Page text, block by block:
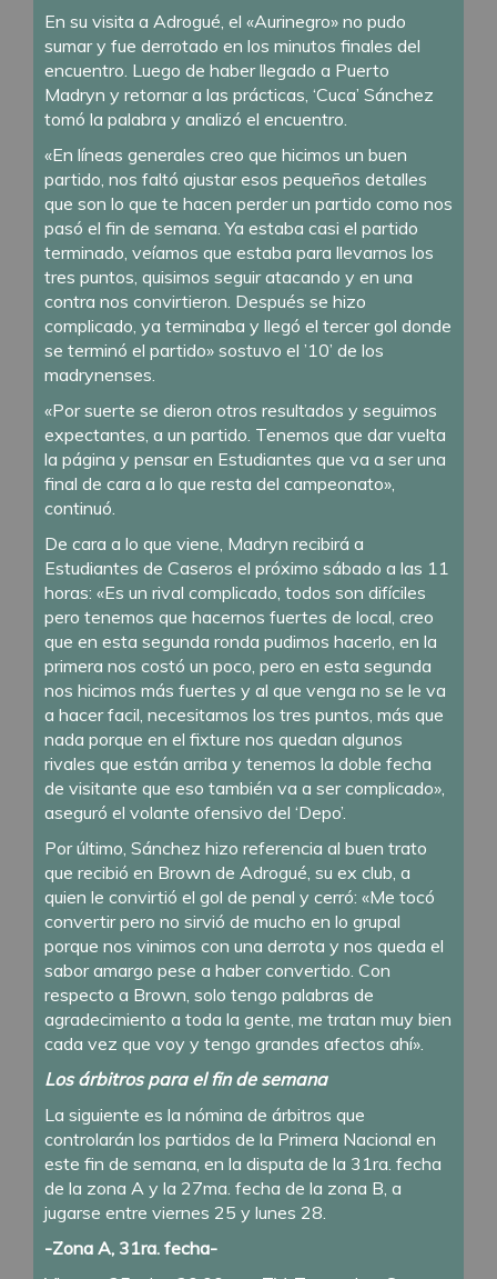
En su visita a Adrogué, el «Aurinegro» no pudo
sumar y fue derrotado en los minutos finales del
encuentro. Luego de haber llegado a Puerto
Madryn y retornar a las prácticas, ‘Cuca’ Sánchez
tomó la palabra y analizó el encuentro.
«En líneas generales creo que hicimos un buen
partido, nos faltó ajustar esos pequeños detalles
que son lo que te hacen perder un partido como nos
pasó el fin de semana. Ya estaba casi el partido
terminado, veíamos que estaba para llevarnos los
tres puntos, quisimos seguir atacando y en una
contra nos convirtieron. Después se hizo
complicado, ya terminaba y llegó el tercer gol donde
se terminó el partido» sostuvo el ’10’ de los
madrynenses.
«Por suerte se dieron otros resultados y seguimos
expectantes, a un partido. Tenemos que dar vuelta
la página y pensar en Estudiantes que va a ser una
final de cara a lo que resta del campeonato»,
continuó.
De cara a lo que viene, Madryn recibirá a
Estudiantes de Caseros el próximo sábado a las 11
horas: «Es un rival complicado, todos son difíciles
pero tenemos que hacernos fuertes de local, creo
que en esta segunda ronda pudimos hacerlo, en la
primera nos costó un poco, pero en esta segunda
nos hicimos más fuertes y al que venga no se le va
a hacer facil, necesitamos los tres puntos, más que
nada porque en el fixture nos quedan algunos
rivales que están arriba y tenemos la doble fecha
de visitante que eso también va a ser complicado»,
aseguró el volante ofensivo del ‘Depo’.
Por último, Sánchez hizo referencia al buen trato
que recibió en Brown de Adrogué, su ex club, a
quien le convirtió el gol de penal y cerró: «Me tocó
convertir pero no sirvió de mucho en lo grupal
porque nos vinimos con una derrota y nos queda el
sabor amargo pese a haber convertido. Con
respecto a Brown, solo tengo palabras de
agradecimiento a toda la gente, me tratan muy bien
cada vez que voy y tengo grandes afectos ahí».
Los árbitros para el fin de semana
La siguiente es la nómina de árbitros que
controlarán los partidos de la Primera Nacional en
este fin de semana, en la disputa de la 31ra. fecha
de la zona A y la 27ma. fecha de la zona B, a
jugarse entre viernes 25 y lunes 28.
-Zona A, 31ra. fecha-